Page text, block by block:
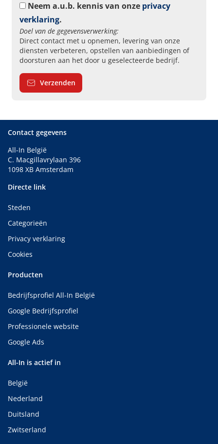
Neem a.u.b. kennis van onze privacy
verklaring.
Doel van de gegevensverwerking:
Direct contact met u opnemen, levering van onze
diensten verbeteren, opstellen van aanbiedingen of
doorsturen aan het door u geselecteerde bedrijf.
Verzenden
Contact gegevens
All-In België
C. Macgillavrylaan 396
1098 XB Amsterdam
Directe link
Steden
Categorieën
Privacy verklaring
Cookies
Producten
Bedrijfsprofiel All-In België
Google Bedrijfsprofiel
Professionele website
Google Ads
All-In is actief in
België
Nederland
Duitsland
Zwitserland